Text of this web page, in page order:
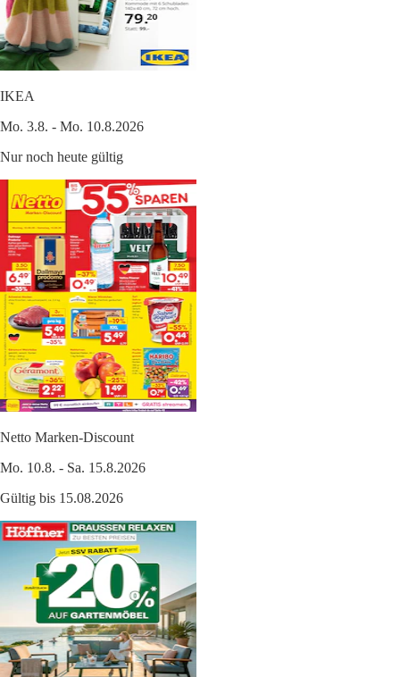
IKEA
Mo. 3.8. - Mo. 10.8.2026
Nur noch heute gültig
Netto Marken-Discount
Mo. 10.8. - Sa. 15.8.2026
Gültig bis 15.08.2026